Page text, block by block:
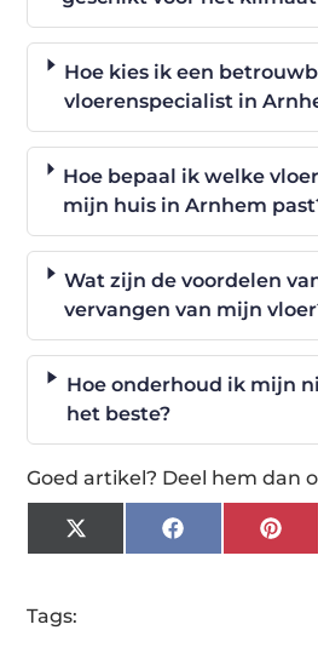
Hoe kies ik een
vloerenspecialist in
Hoe bepaal ik welke
mijn huis in Arnhem
Wat zijn de voordelen
vervangen van mijn
Hoe onderhoud ik mijn
het beste?
Goed artikel? Deel hem dan
X
(Twitter)
Facebook
Tags: